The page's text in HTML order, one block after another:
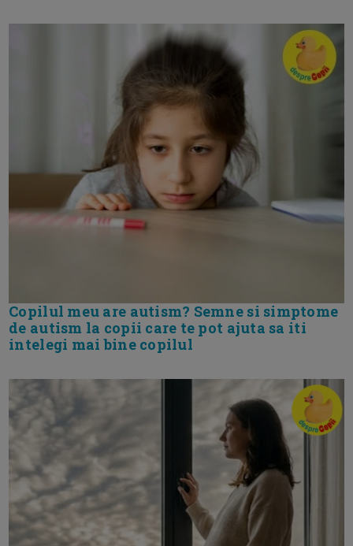
Copilul meu are autism? Semne si simptome
de autism la copii care te pot ajuta sa iti
intelegi mai bine copilul